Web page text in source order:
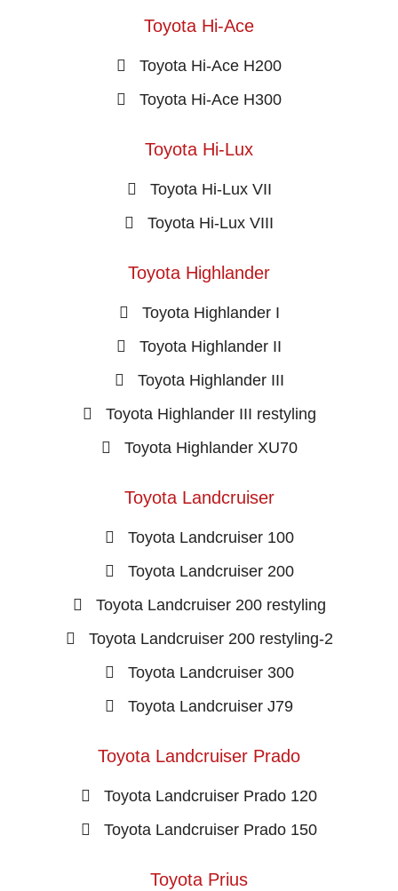
Toyota Hi-Ace
Toyota Hi-Ace H200
Toyota Hi-Ace H300
Toyota Hi-Lux
Toyota Hi-Lux VII
Toyota Hi-Lux VIII
Toyota Highlander
Toyota Highlander I
Toyota Highlander II
Toyota Highlander III
Toyota Highlander III restyling
Toyota Highlander XU70
Toyota Landcruiser
Toyota Landcruiser 100
Toyota Landcruiser 200
Toyota Landcruiser 200 restyling
Toyota Landcruiser 200 restyling-2
Toyota Landcruiser 300
Toyota Landcruiser J79
Toyota Landcruiser Prado
Toyota Landcruiser Prado 120
Toyota Landcruiser Prado 150
Toyota Prius